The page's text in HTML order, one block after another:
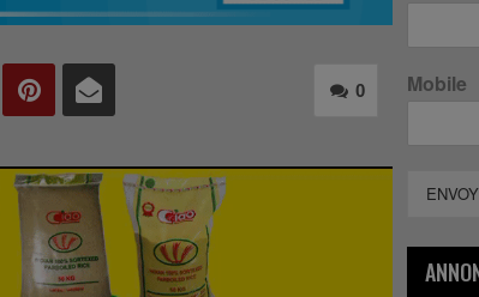
0 Mobile